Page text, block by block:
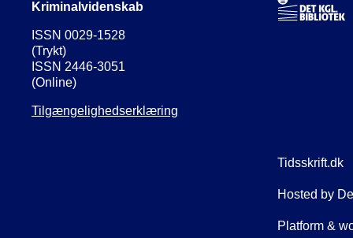
Kriminalvidenskab
ISSN 0029-1528
(Trykt)
ISSN 2446-3051
(Online)
Tilgængelighedserklæring